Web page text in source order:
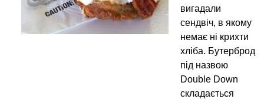
вигадали
сендвіч, в якому
немає ні крихти
хліба. Бутерброд
під назвою
Double Down
складається